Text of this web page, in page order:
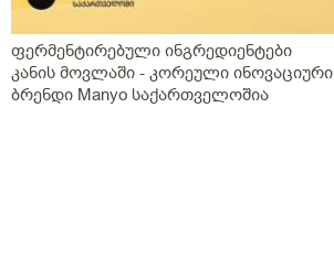
ფერმენტირებული ინგრედიენტები
კანის მოვლაში - კორეული ინოვაციური
ბრენდი Manyo საქართველოშია